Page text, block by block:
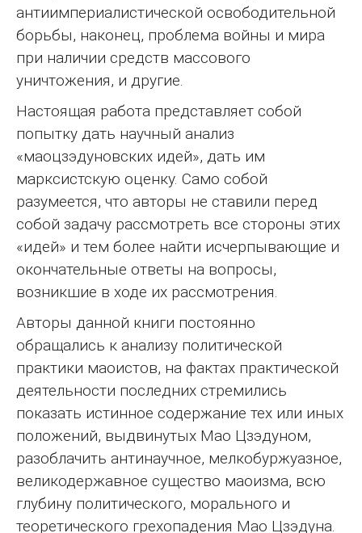
антиимпериалистической освободительной
борьбы, наконец, проблема войны и мира
при наличии средств массового
уничтожения, и другие.
Настоящая работа представляет собой
попытку дать научный анализ
«маоцзэдуновских идей», дать им
марксистскую оценку. Само собой
разумеется, что авторы не ставили перед
собой задачу рассмотреть все стороны этих
«идей» и тем более найти исчерпывающие и
окончательные ответы на вопросы,
возникшие в ходе их рассмотрения.
Авторы данной книги постоянно
обращались к анализу политической
практики маоистов, на фактах практической
деятельности последних стремились
показать истинное содержание тех или иных
положений, выдвинутых Мао Цзэдуном,
разоблачить антинаучное, мелкобуржуазное,
великодержавное существо маоизма, всю
глубину политического, морального и
теоретического грехопадения Мао Цзэдуна.